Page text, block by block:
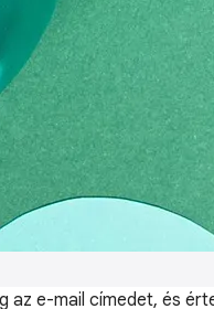
az e-mail címedet, és